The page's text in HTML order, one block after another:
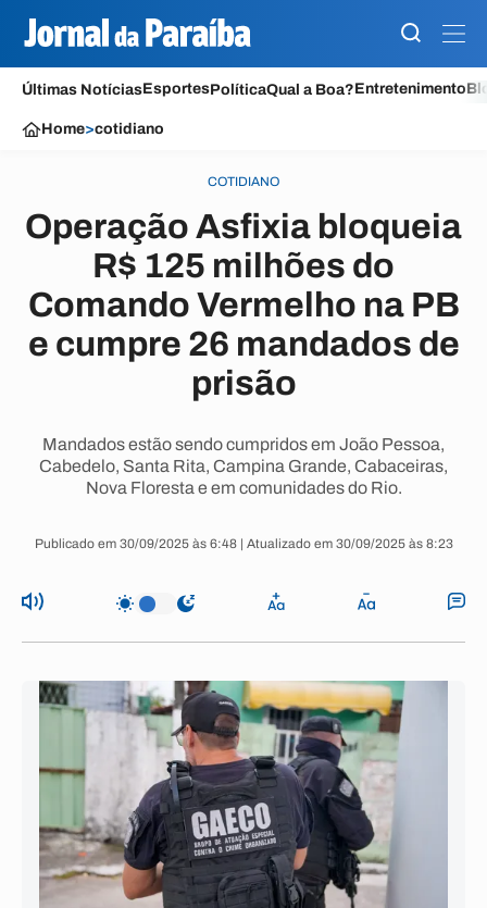
Últimas NotíciasEsportesPolíticaQual a Boa?Entretenimento
Home>cotidiano
COTIDIANO
Operação Asfixia bloqueia
R$ 125 milhões do
Comando Vermelho na PB
e cumpre 26 mandados de
prisão
Mandados estão sendo cumpridos em João Pessoa,
Cabedelo, Santa Rita, Campina Grande, Cabaceiras,
Nova Floresta e em comunidades do Rio.
Publicado em 30/09/2025 às 6:48 | Atualizado em 30/09/2025 às 8:23